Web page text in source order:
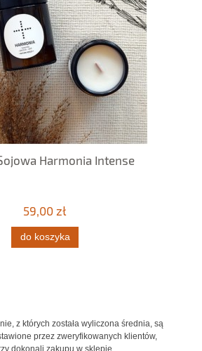
Harmonia Intense
59,00 zł
do koszyka
z których została wyliczona średnia, są
przez zweryfikowanych klientów,
dokonali zakupu w sklepie.